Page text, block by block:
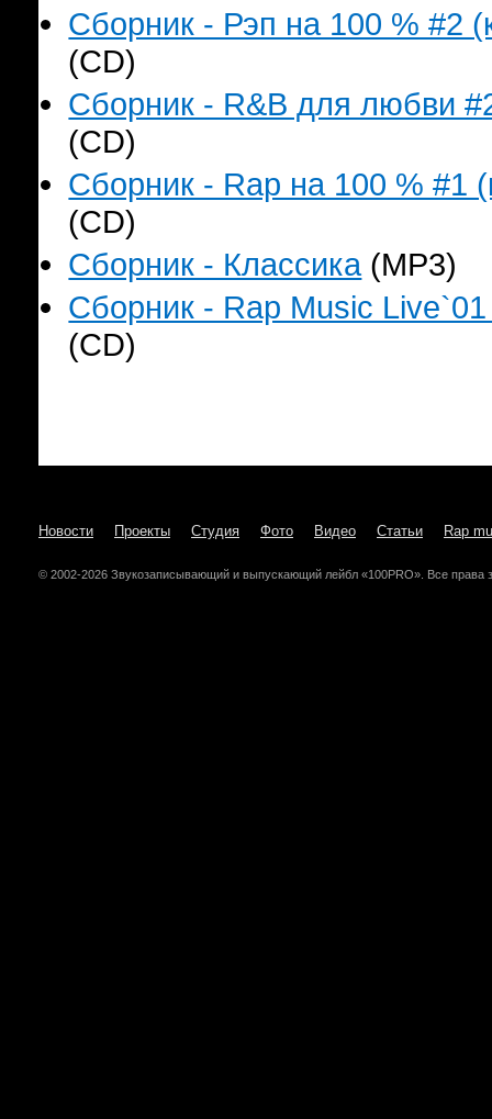
Сборник - Рэп на 100 % #2
(CD)
Сборник - R&B для любви
(CD)
Сборник - Rap на 100 % #1
(CD)
Сборник - Классика(MP3)
Сборник - Rap Music
(CD)
Новости Проекты Студия Фото Видео Статьи Rap
© 2002-2026 Звукозаписывающий и выпускающий лейбл «100PRO». Все